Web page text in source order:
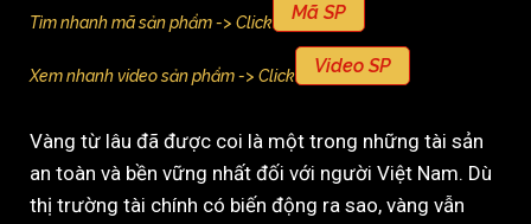
Tìm nhanh mã sản phẩm -> Click Mã SP
Xem nhanh video sản phẩm -> Click Video SP
Vàng từ lâu đã được coi là một trong những tài sản
an toàn và bền vững nhất đối với người Việt Nam. Dù
thị trường tài chính có biến động ra sao, vàng vẫn